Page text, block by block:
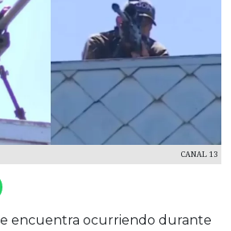
CANAL 13
encuentra ocurriendo durante